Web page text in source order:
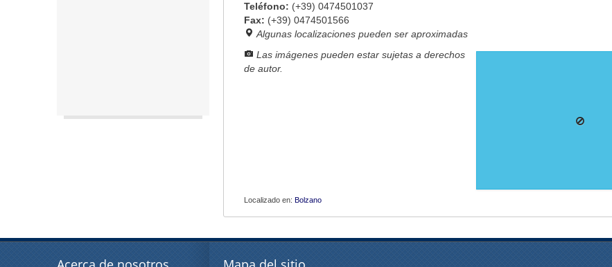
Teléfono: (+39) 0474501037
Fax: (+39) 0474501566
Algunas localizaciones pueden ser aproximadas
Las imágenes pueden estar sujetas a derechos
de autor.
Localizado en: Bolzano